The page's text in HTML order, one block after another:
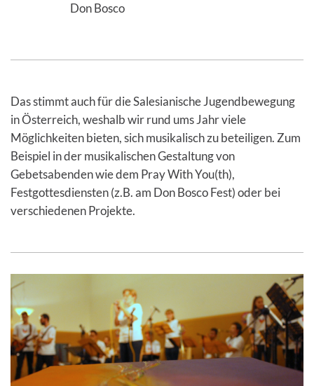
Don Bosco
Das stimmt auch für die Salesianische Jugendbewegung
in Österreich, weshalb wir rund ums Jahr viele
Möglichkeiten bieten, sich musikalisch zu beteiligen. Zum
Beispiel in der musikalischen Gestaltung von
Gebetsabenden wie dem Pray With You(th),
Festgottesdiensten (z.B. am Don Bosco Fest) oder bei
verschiedenen Projekte.